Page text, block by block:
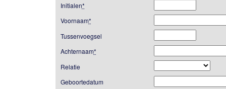
Initialen*
Voornaam*
Tussenvoegsel
Achternaam*
Relatie
Geboortedatum